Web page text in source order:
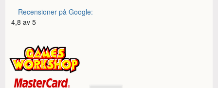
Recensioner på Google:
4,8 av 5